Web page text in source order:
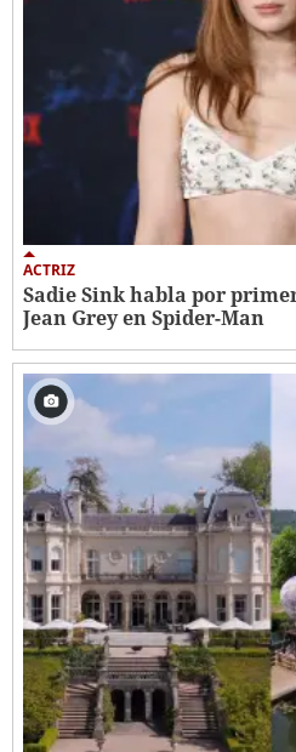
ACTRIZ
Sadie Sink habla por
Jean Grey en Spider-Man